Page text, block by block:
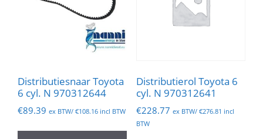
Distributiesnaar Toyota
6 cyl. N 970312644
€89.39 ex BTW/ €108.16 incl BTW
Distributierol Toyota 6
cyl. N 970312641
€228.77 ex BTW/ €276.81 incl
BTW